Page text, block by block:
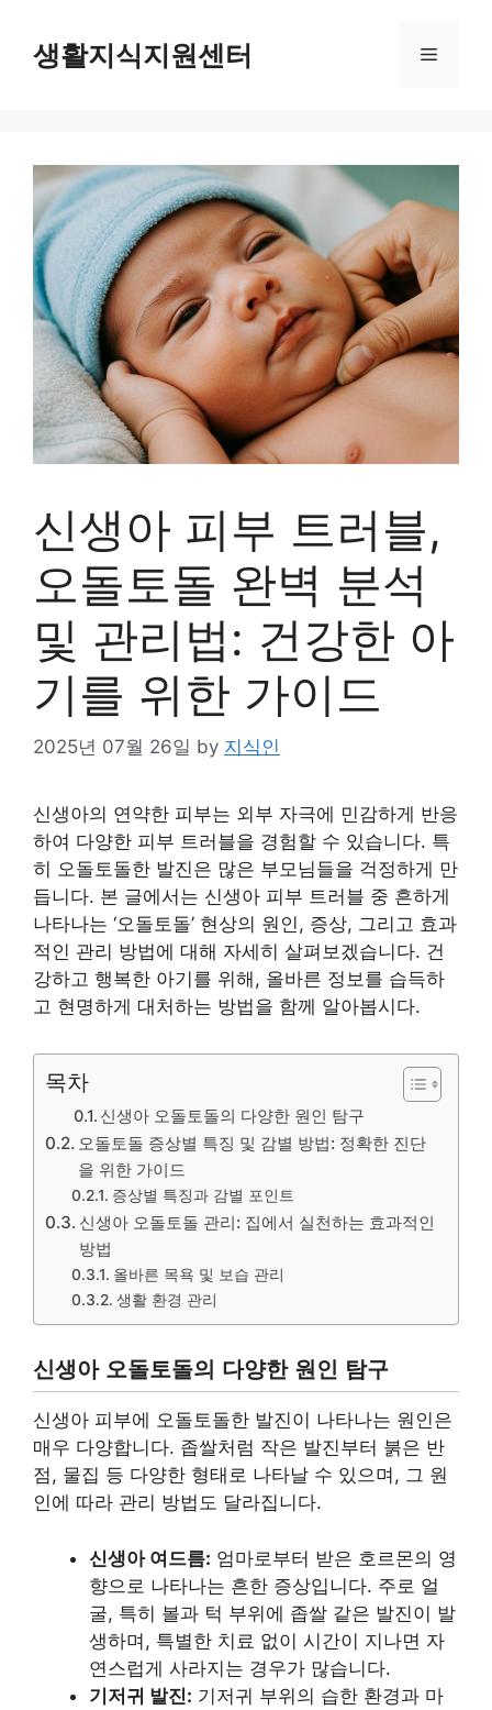
content생활지식지원센터 Menu
신생아 피부 트러블,
오돌토돌 완벽 분석
및 관리법: 건강한 아
기를 위한 가이드
2025년 07월 26일 by 지식인
신생아의 연약한 피부는 외부 자극에 민감하게 반응
하여 다양한 피부 트러블을 경험할 수 있습니다. 특
히 오돌토돌한 발진은 많은 부모님들을 걱정하게 만
듭니다. 본 글에서는 신생아 피부 트러블 중 흔하게
나타나는 ‘오돌토돌’ 현상의 원인, 증상, 그리고 효과
적인 관리 방법에 대해 자세히 살펴보겠습니다. 건
강하고 행복한 아기를 위해, 올바른 정보를 습득하
고 현명하게 대처하는 방법을 함께 알아봅시다.
목차
신생아 오돌토돌의 다양한 원인 탐구
오돌토돌 증상별 특징 및 감별 방법: 정확한 진단
을 위한 가이드
증상별 특징과 감별 포인트
신생아 오돌토돌 관리: 집에서 실천하는 효과적인
방법
올바른 목욕 및 보습 관리
생활 환경 관리
신생아 오돌토돌의 다양한 원인 탐구
신생아 피부에 오돌토돌한 발진이 나타나는 원인은
매우 다양합니다. 좁쌀처럼 작은 발진부터 붉은 반
점, 물집 등 다양한 형태로 나타날 수 있으며, 그 원
인에 따라 관리 방법도 달라집니다.
신생아 여드름: 엄마로부터 받은 호르몬의 영
향으로 나타나는 흔한 증상입니다. 주로 얼
굴, 특히 볼과 턱 부위에 좁쌀 같은 발진이 발
생하며, 특별한 치료 없이 시간이 지나면 자
연스럽게 사라지는 경우가 많습니다.
기저귀 발진: 기저귀 부위의 습한 환경과 마